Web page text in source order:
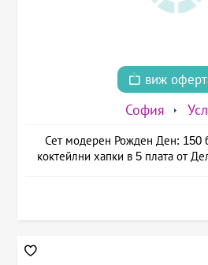
виж
София
Сет модерен Рожден Ден: 150
коктейлни хапки в 5 плата от